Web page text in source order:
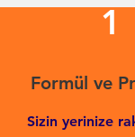
1
Formül ve
Sizin yerinize